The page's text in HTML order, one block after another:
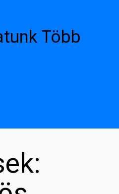
Több